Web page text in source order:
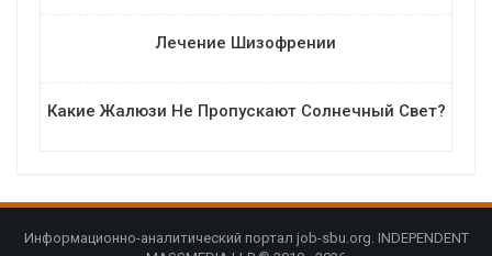
Лечение Шизофрении
Какие Жалюзи Не Пропускают Солнечный Свет?
Информационно-аналитический портал job-sbu.org. INDEPENDENT